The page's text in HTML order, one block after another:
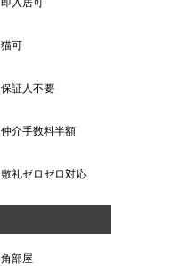
即入居可
猫可
保証人不要
仲介手数料半額
敷礼ゼロゼロ対応
角部屋